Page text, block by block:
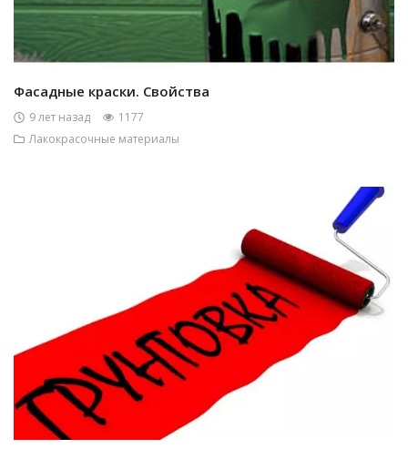
Фасадные краски. Свойства
9 лет назад
1177
Лакокрасочные материалы